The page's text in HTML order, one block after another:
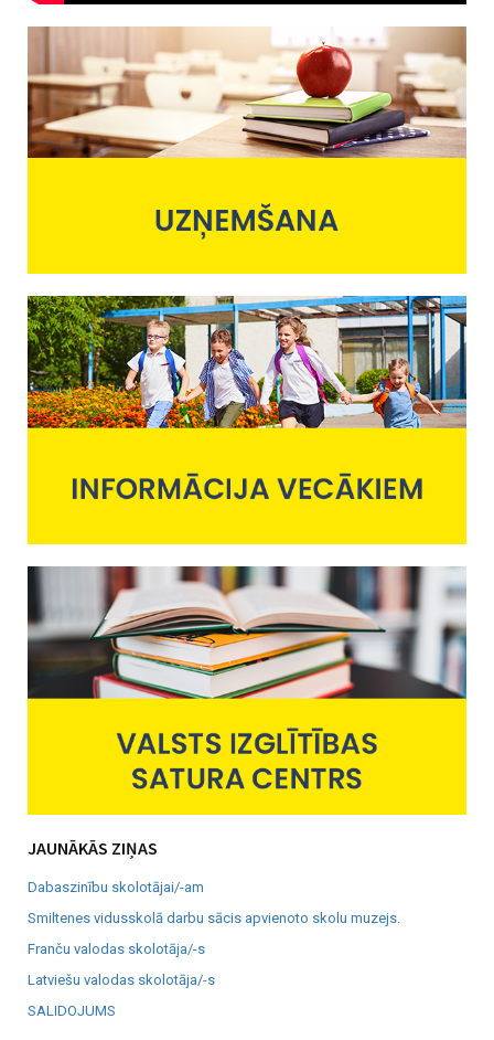
JAUNĀKĀS ZIŅAS
Dabaszinību skolotājai/-am
Smiltenes vidusskolā darbu sācis apvienoto skolu muzejs.
Franču valodas skolotāja/-s
Latviešu valodas skolotāja/-s
SALIDOJUMS